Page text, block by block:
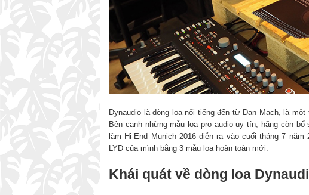
Dynaudio là dòng loa nổi tiếng đến từ Đan Mạch, là
Bên cạnh những mẫu loa pro audio uy tín, hãng còn
lãm Hi-End Munich 2016 diễn ra vào cuối tháng 7
LYD của mình bằng 3 mẫu loa hoàn toàn mới.
Khái quát về dòng loa